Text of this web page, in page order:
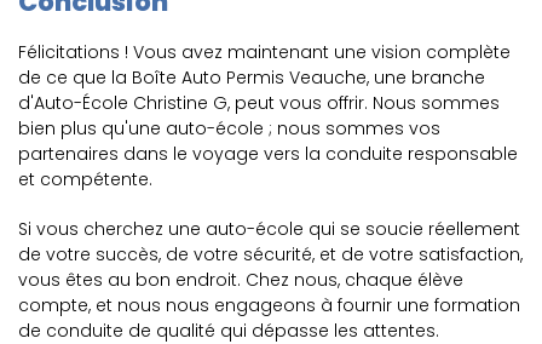
Félicitations ! Vous avez maintenant une vision complète
de ce que la Boîte Auto Permis Veauche, une branche
d'Auto-École Christine G, peut vous offrir. Nous sommes
bien plus qu'une auto-école ; nous sommes vos
partenaires dans le voyage vers la conduite responsable
et compétente.
Si vous cherchez une auto-école qui se soucie réellement
de votre succès, de votre sécurité, et de votre satisfaction,
vous êtes au bon endroit. Chez nous, chaque élève
compte, et nous nous engageons à fournir une formation
de conduite de qualité qui dépasse les attentes.